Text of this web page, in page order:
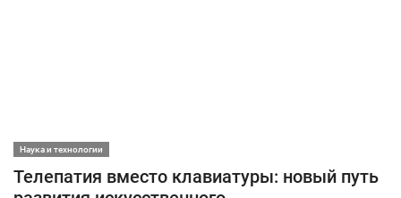
Наука и технологии
Телепатия вместо клавиатуры: новый путь